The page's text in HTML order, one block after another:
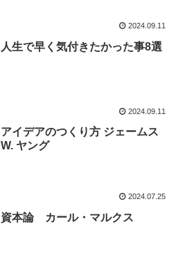
2024.09.11
人生で早く気付きたかった事8選
2024.09.11
アイデアのつくり方 ジェームス
W. ヤング
2024.07.25
資本論 カール・マルクス